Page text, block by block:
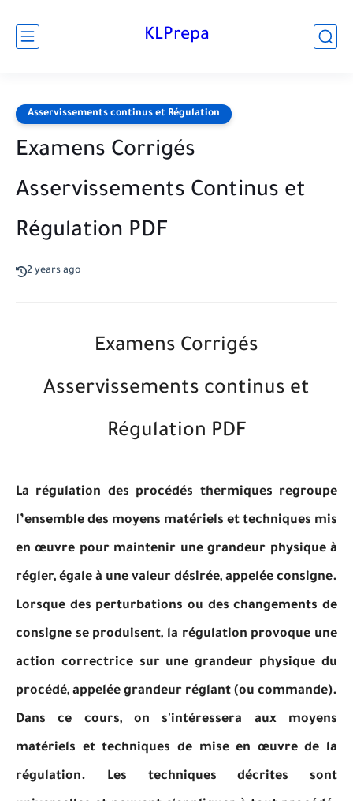
KLPrepa
Asservissements continus et Régulation
Examens Corrigés
Asservissements Continus et
Régulation PDF
2 years ago
Examens Corrigés
Asservissements continus et
Régulation PDF
La régulation des procédés thermiques regroupe
l’ensemble des moyens matériels et techniques mis
en œuvre pour maintenir une grandeur physique à
régler, égale à une valeur désirée, appelée consigne.
Lorsque des perturbations ou des changements de
consigne se produisent, la régulation provoque une
action correctrice sur une grandeur physique du
procédé, appelée grandeur réglant (ou commande).
Dans ce cours, on s'intéressera aux moyens
matériels et techniques de mise en œuvre de la
régulation. Les techniques décrites sont